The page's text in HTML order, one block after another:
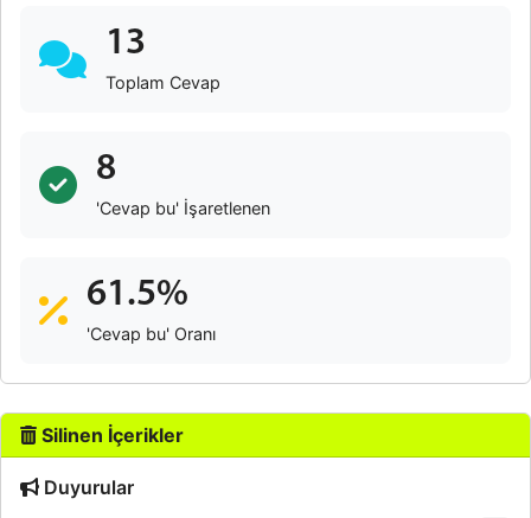
13
Toplam Cevap
8
'Cevap bu' İşaretlenen
61.5%
'Cevap bu' Oranı
Silinen İçerikler
Duyurular